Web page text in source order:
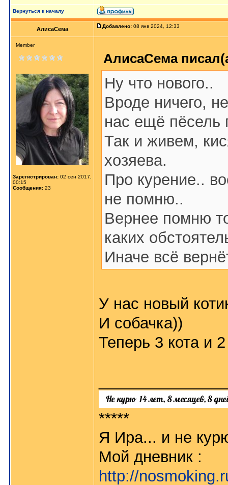
Вернуться к началу
АлисаСема Добавлено: 08 янв 2024, 12:33
Member
Зарегистрирован: 02 сен 2017,
00:15
Сообщения: 23
АлисаСема
Ну что нового..
Вроде ничего,
нас ещё пёсель
Так и живем,
хозяева.
Про курение..
не помню..
Вернее помню
каких
Иначе всё
У нас новый
И собачка))
Теперь 3 кота и
*****
Я Ира... и не
Мой дневник :
http://